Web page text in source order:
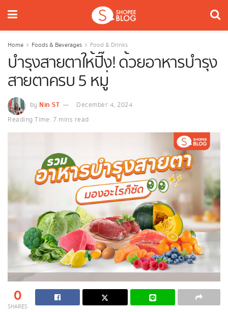
Home Foods & Beverages Food & Drinks
บำรุงสายตาให้ปิ๊ง! ด้วยอาหารบำรุง
สายตาครบ 5 หมู่
by Nin ST
December 4, 2024
Reading Time: 7 mins read
0
SHARES